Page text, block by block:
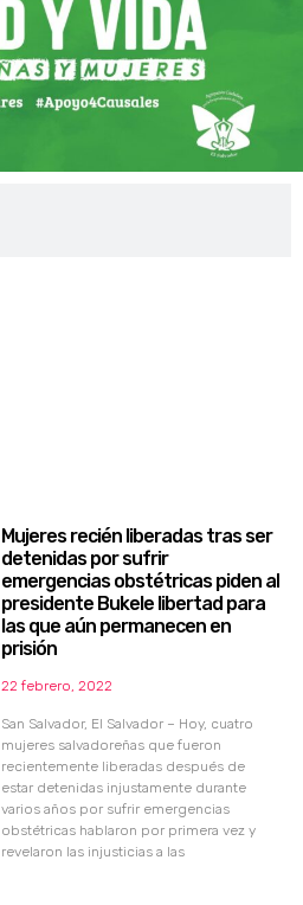
Mujeres recién liberadas tras ser
detenidas por sufrir
emergencias obstétricas piden al
presidente Bukele libertad para
las que aún permanecen en
prisión
22 febrero, 2022
San Salvador, El Salvador – Hoy, cuatro
mujeres salvadoreñas que fueron
recientemente liberadas después de
estar detenidas injustamente durante
varios años por sufrir emergencias
obstétricas hablaron por primera vez y
revelaron las injusticias a las